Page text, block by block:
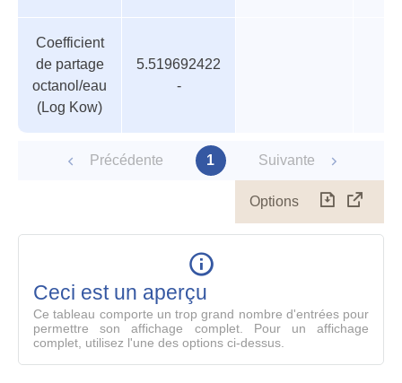
Coefficient
de partage
octanol/eau
(Log Kow)
5.519692422
-
Précédente 1 Suivante
Options
le
Ceci est un aperçu
Ce tableau comporte un trop grand nombre d'entrées pour
permettre son affichage complet. Pour un affichage
complet, utilisez l'une des options ci-dessus.